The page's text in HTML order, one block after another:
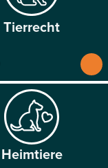
Tier­recht
Heim­tiere